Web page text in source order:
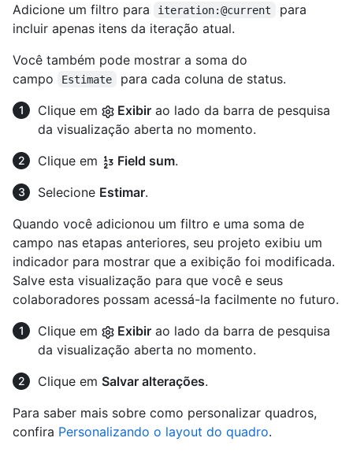
Adicione um filtro para
iteration:@current
para
incluir apenas itens da iteração atual.
Você também pode mostrar a soma do
campo
Estimate
para cada coluna de status.
Clique em
Exibir ao lado da barra de pesquisa
da visualização aberta no momento.
Clique em
Field sum.
Selecione Estimar.
Quando você adicionou um filtro e uma soma de
campo nas etapas anteriores, seu projeto exibiu um
indicador para mostrar que a exibição foi modificada.
Salve esta visualização para que você e seus
colaboradores possam acessá-la facilmente no futuro.
Clique em
Exibir ao lado da barra de pesquisa
da visualização aberta no momento.
Clique em Salvar alterações.
Para saber mais sobre como personalizar quadros,
confira Personalizando o layout do quadro.